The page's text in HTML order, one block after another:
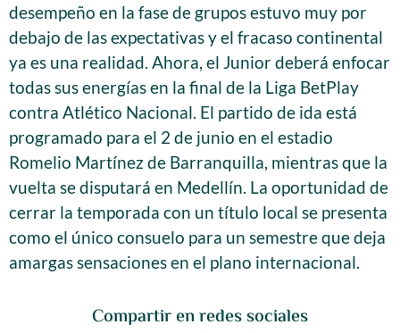
Compartir en redes sociales
desempeño en la fase de grupos estuvo muy por
debajo de las expectativas y el fracaso continental
ya es una realidad. Ahora, el Junior deberá enfocar
todas sus energías en la final de la Liga BetPlay
contra Atlético Nacional. El partido de ida está
programado para el 2 de junio en el estadio
Romelio Martínez de Barranquilla, mientras que la
vuelta se disputará en Medellín. La oportunidad de
cerrar la temporada con un título local se presenta
como el único consuelo para un semestre que deja
amargas sensaciones en el plano internacional.